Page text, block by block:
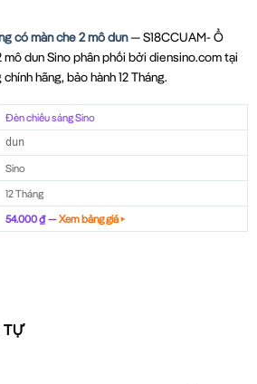
có màn che 2 mô dun— S18CCUAM- Ổ
mô dun Sino phân phối bởi diensino.com tại
hãng, bảo hành 12 Tháng.
Đèn chiếu sáng Sino
dun
Sino
12 Tháng
54.000 ₫ —Xem bảng giá ▸
TỰ